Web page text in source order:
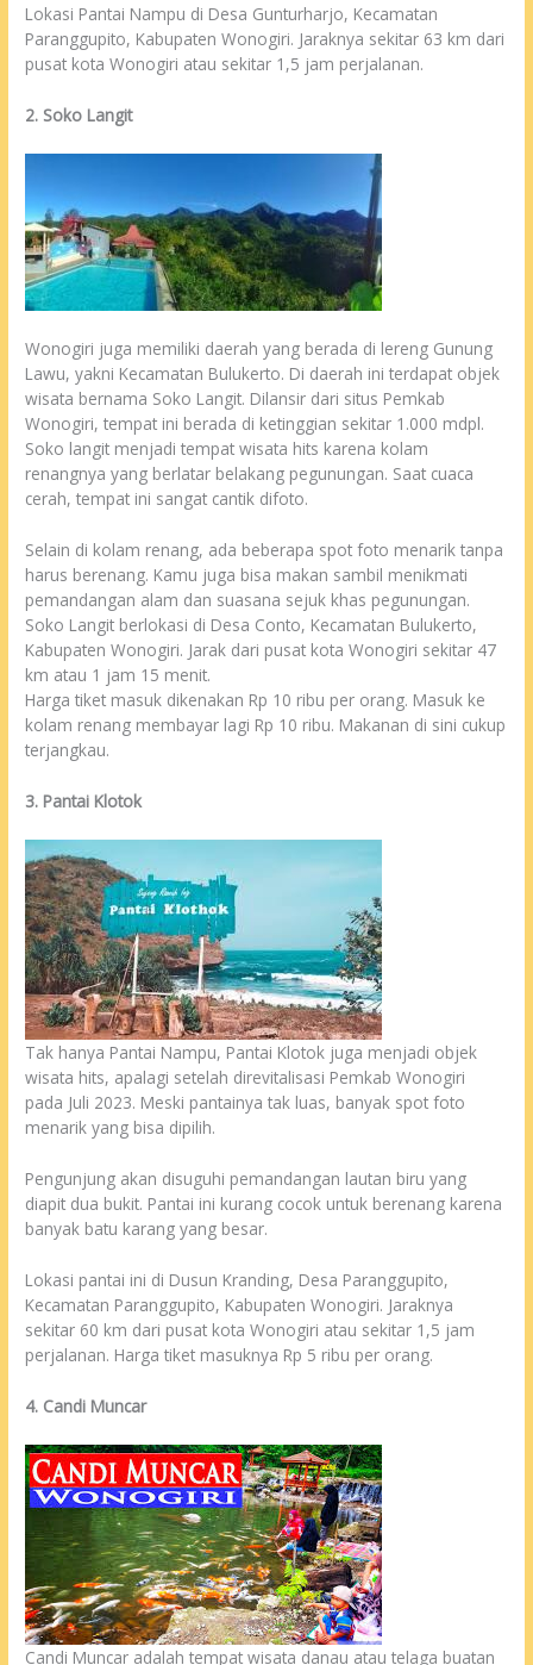
Lokasi Pantai Nampu di Desa Gunturharjo, Kecamatan
Paranggupito, Kabupaten Wonogiri. Jaraknya sekitar 63 km dari
pusat kota Wonogiri atau sekitar 1,5 jam perjalanan.
2. Soko Langit
Wonogiri juga memiliki daerah yang berada di lereng Gunung
Lawu, yakni Kecamatan Bulukerto. Di daerah ini terdapat objek
wisata bernama Soko Langit. Dilansir dari situs Pemkab
Wonogiri, tempat ini berada di ketinggian sekitar 1.000 mdpl.
Soko langit menjadi tempat wisata hits karena kolam
renangnya yang berlatar belakang pegunungan. Saat cuaca
cerah, tempat ini sangat cantik difoto.
Selain di kolam renang, ada beberapa spot foto menarik tanpa
harus berenang. Kamu juga bisa makan sambil menikmati
pemandangan alam dan suasana sejuk khas pegunungan.
Soko Langit berlokasi di Desa Conto, Kecamatan Bulukerto,
Kabupaten Wonogiri. Jarak dari pusat kota Wonogiri sekitar 47
km atau 1 jam 15 menit.
Harga tiket masuk dikenakan Rp 10 ribu per orang. Masuk ke
kolam renang membayar lagi Rp 10 ribu. Makanan di sini cukup
terjangkau.
3. Pantai Klotok
Tak hanya Pantai Nampu, Pantai Klotok juga menjadi objek
wisata hits, apalagi setelah direvitalisasi Pemkab Wonogiri
pada Juli 2023. Meski pantainya tak luas, banyak spot foto
menarik yang bisa dipilih.
Pengunjung akan disuguhi pemandangan lautan biru yang
diapit dua bukit. Pantai ini kurang cocok untuk berenang karena
banyak batu karang yang besar.
Lokasi pantai ini di Dusun Kranding, Desa Paranggupito,
Kecamatan Paranggupito, Kabupaten Wonogiri. Jaraknya
sekitar 60 km dari pusat kota Wonogiri atau sekitar 1,5 jam
perjalanan. Harga tiket masuknya Rp 5 ribu per orang.
4. Candi Muncar
Candi Muncar adalah tempat wisata danau atau telaga buatan